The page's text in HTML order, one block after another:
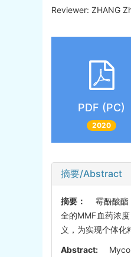
Reviewer: ZHANG
PDF (PC)
2020
摘要/Abstract
摘要：
霉酚酸酯
全的MMF血药浓
义，为实现个体化
Abstract: